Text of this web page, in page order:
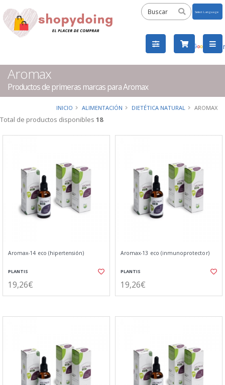
by
Aromax
Productos de primeras marcas para Aromax
INICIO ALIMENTACIÓN DIETÉTICA NATURAL AROMAX
Total de productos disponibles 18
Aromax-14 eco (hipertensión)
PLANTIS
19,26€
Aromax-13 eco (inmunoprotector)
PLANTIS
19,26€